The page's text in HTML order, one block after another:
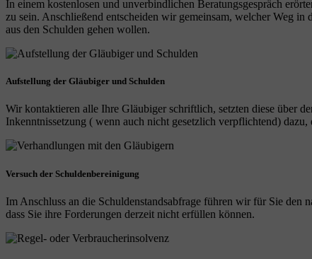
In einem kostenlosen und unverbindlichen Beratungsgespräch
zu sein. Anschließend entscheiden wir gemeinsam, welcher Weg
aus den Schulden gehen wollen.
Aufstellung der Gläubiger und Schulden
Wir kontaktieren alle Ihre Gläubiger schriftlich, setzten diese über
Inkenntnissetzung ( wenn auch nicht gesetzlich verpflichtend)
Versuch der Schuldenbereinigung
Im Anschluss an die Schuldenstandsabfrage führen wir für Sie
dass Sie ihre Forderungen derzeit nicht erfüllen können.